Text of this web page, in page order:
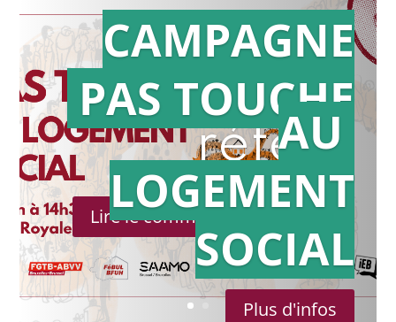
Action en
référé
Lire le communiqué de presse
CAMPAGNE
PAS TOUCHE
AU
LOGEMENT
SOCIAL
Plus d'infos